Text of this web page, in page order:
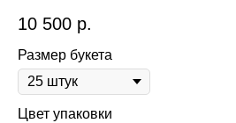
10 500 р.
Размер букета
Цвет упаковки